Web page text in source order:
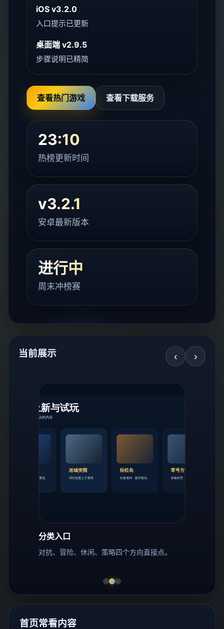
iOS v3.2.0
入口提示已更新
桌面端 v2.9.5
步骤说明已精简
查看热门游戏 查看下载服务
23:10
热榜更新时间
v3.2.1
安卓最新版本
进行中
周末冲榜赛
当前展示 ‹ ›
分类入口
对抗、冒险、休闲、策略四个方向直接点。
首页常看内容